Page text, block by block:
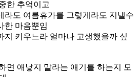
한 추억이고
라도 여름휴가를 그렇게라도 지낼수
한 마음뿐임
지 키우느라 얼마나 고생했을까 싶
면 애낳지 말라는 얘기를 하는지 모